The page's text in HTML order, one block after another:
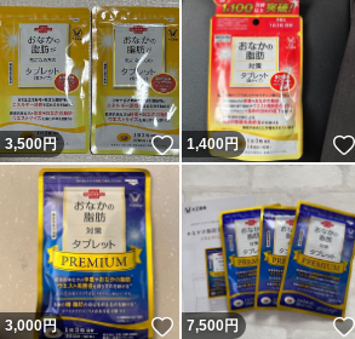
3,500円 いいね！
1,400円
3,000円 いいね！
7,500円